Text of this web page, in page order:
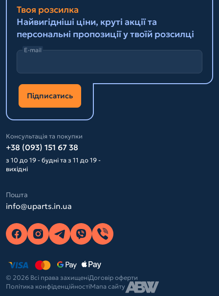
Твоя розсилка
Найвигідніші ціни, круті акції та
персональні пропозиції у твоїй розсилці
E-mail
Підписатись
Консультація та покупки
+38 (093) 151 67 38
з 10 до 19 - будні та з 11 до 19 -
вихідні
Пошта
info@uparts.in.ua
© 2026 Всі права захищеніДоговір оферти
Політика конфіденційностіМапа сайту